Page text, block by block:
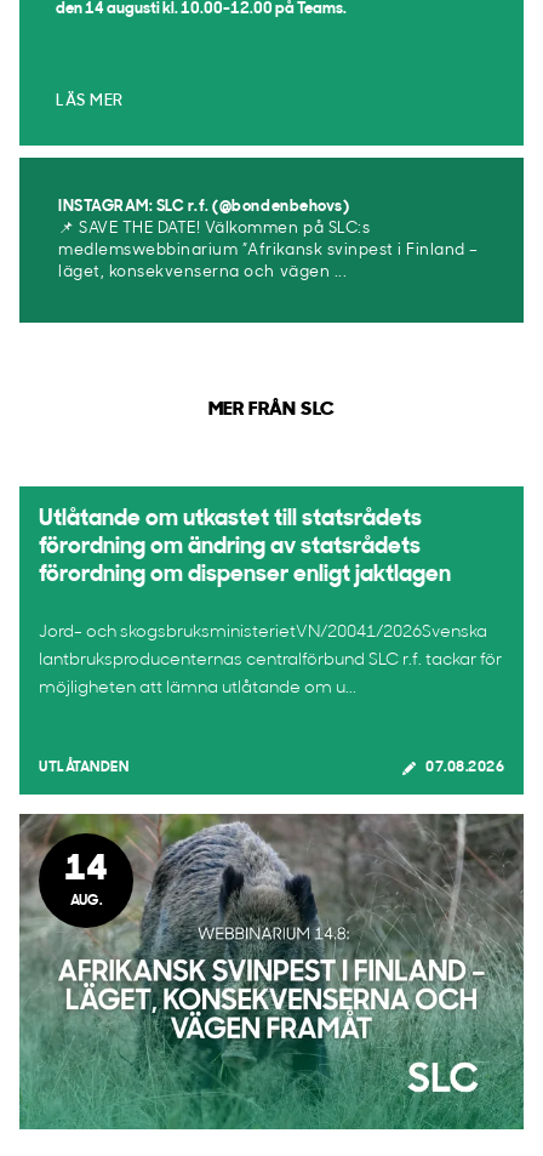
den 14 augusti kl. 10.00-12.00 på Teams.
LÄS MER
INSTAGRAM: SLC r.f. (@bondenbehovs)
📌 SAVE THE DATE! Välkommen på SLC:s
medlemswebbinarium ”Afrikansk svinpest i Finland –
läget, konsekvenserna och vägen ...
MER FRÅN SLC
Utlåtande om utkastet till statsrådets
förordning om ändring av statsrådets
förordning om dispenser enligt jaktlagen
Jord- och skogsbruksministerietVN/20041/2026Svenska
lantbruksproducenternas centralförbund SLC r.f. tackar för
möjligheten att lämna utlåtande om u...
UTLÅTANDEN 07.08.2026
14
AUG.